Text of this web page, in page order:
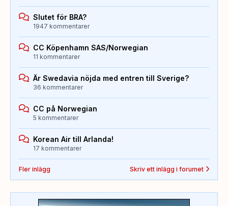
Slutet för BRA?
1947 kommentarer
CC Köpenhamn SAS/Norwegian
11 kommentarer
Är Swedavia nöjda med entren till Sverige?
36 kommentarer
CC på Norwegian
5 kommentarer
Korean Air till Arlanda!
17 kommentarer
Fler inlägg Skriv ett inlägg i forumet